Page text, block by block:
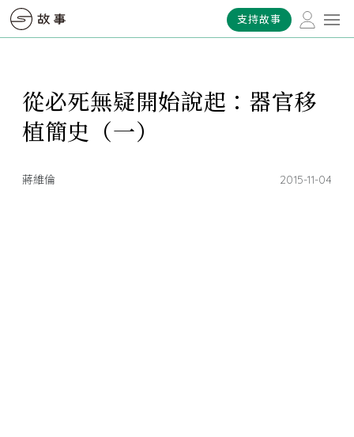
支持故事
從必死無疑開始說起：器官移
植簡史（一）
蔣維倫 2015-11-04